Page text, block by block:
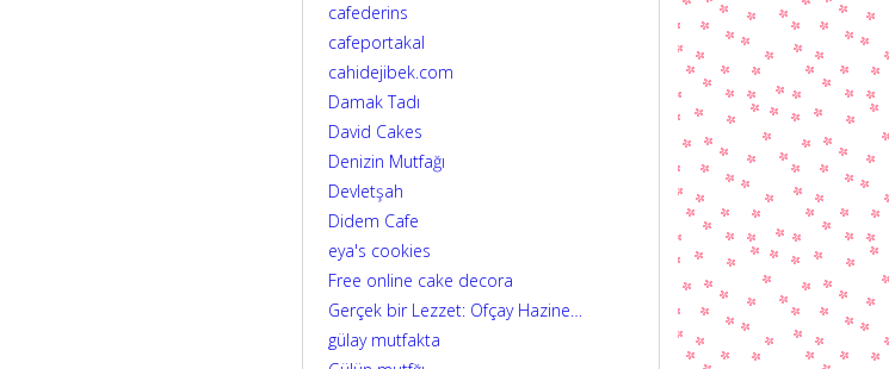
cafederins
cafeportakal
cahidejibek.com
Damak Tadı
David Cakes
Denizin Mutfağı
Devletşah
Didem Cafe
eya's cookies
Free online cake decora
Gerçek bir Lezzet: Ofçay Hazine…
gülay mutfakta